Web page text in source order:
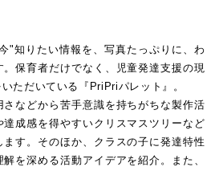
"知りたい情報を、写真たっぷりに、わ
保育者だけでなく、児童発達支援の現
ただいている『PriPriパレット』。
などから苦手意識を持ちがちな製作活
成感を得やすいクリスマスツリーなど
す。そのほか、クラスの子に発達特性
を深める活動アイデアを紹介。また、